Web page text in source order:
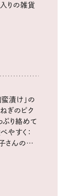
入りの雑貨
蛮漬け」の
ぎのピク
ぷり絡めて
やすく：
さんの発